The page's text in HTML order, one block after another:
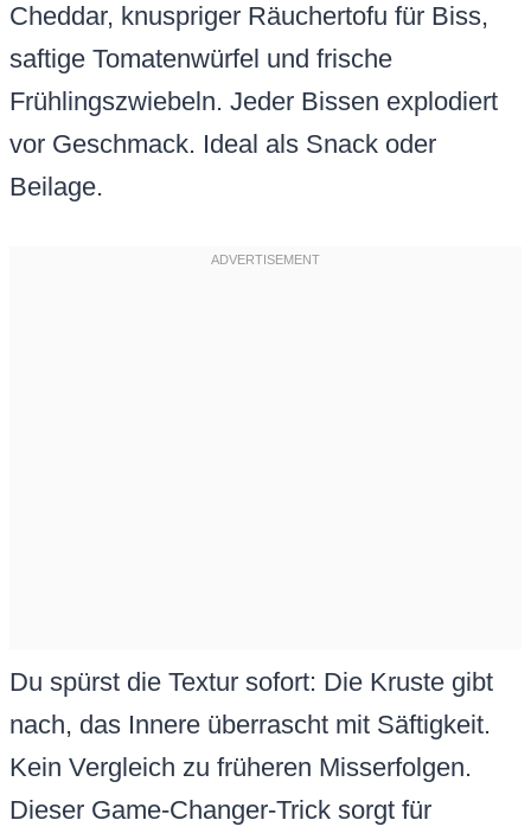
Cheddar, knuspriger Räuchertofu für Biss,
saftige Tomatenwürfel und frische
Frühlingszwiebeln. Jeder Bissen explodiert
vor Geschmack. Ideal als Snack oder
Beilage.
Du spürst die Textur sofort: Die Kruste gibt
nach, das Innere überrascht mit Säftigkeit.
Kein Vergleich zu früheren Misserfolgen.
Dieser Game-Changer-Trick sorgt für